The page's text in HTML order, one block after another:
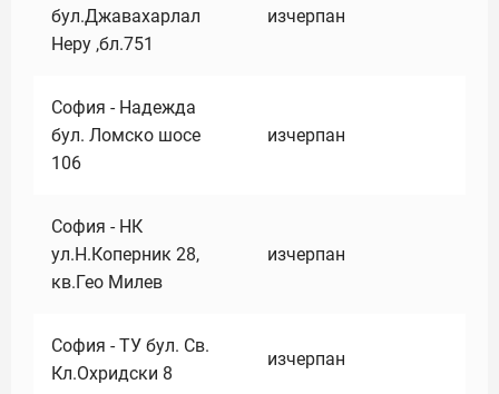
бул.Джавахарлал
Неру ,бл.751
изчерпан
София - Надежда
бул. Ломско шосе
106
изчерпан
София - НК
ул.Н.Коперник 28,
кв.Гео Милев
изчерпан
София - ТУ бул. Св.
Кл.Охридски 8
изчерпан